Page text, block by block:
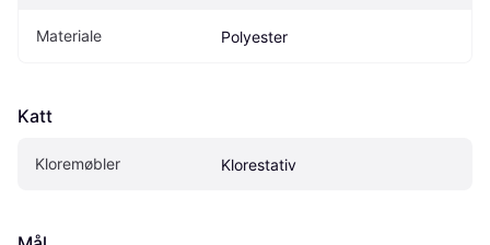
Materiale Polyester
Katt
Kloremøbler Klorestativ